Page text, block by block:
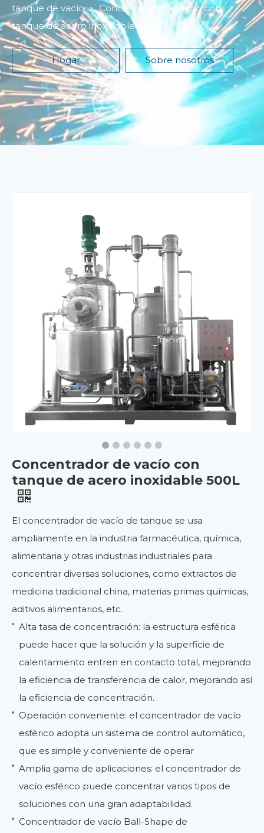
tanque de vacío » Concentrador de vacío con
tanque de acero inoxidable 500L
Hogar Sobre nosotros
Concentrador de vacío con
tanque de acero inoxidable 500L
El concentrador de vacío de tanque se usa
ampliamente en la industria farmacéutica, química,
alimentaria y otras industrias industriales para
concentrar diversas soluciones, como extractos de
medicina tradicional china, materias primas químicas,
aditivos alimentarios, etc.
Alta tasa de concentración: la estructura esférica
puede hacer que la solución y la superficie de
calentamiento entren en contacto total, mejorando
la eficiencia de transferencia de calor, mejorando así
la eficiencia de concentración.
Operación conveniente: el concentrador de vacío
esférico adopta un sistema de control automático,
que es simple y conveniente de operar
Amplia gama de aplicaciones: el concentrador de
vacío esférico puede concentrar varios tipos de
soluciones con una gran adaptabilidad.
Concentrador de vacío Ball-Shape de